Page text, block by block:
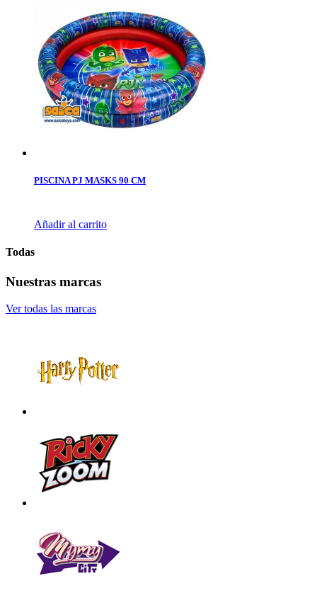
PISCINA PJ MASKS 90 CM
Añadir al carrito
Todas
Nuestras marcas
Ver todas las marcas